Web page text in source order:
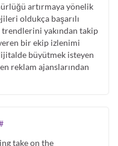
artırmaya yönelik
oldukça başarılı
yakından takip
bir ekip izlenimi
büyütmek isteyen
reklam ajanslarından
take on the